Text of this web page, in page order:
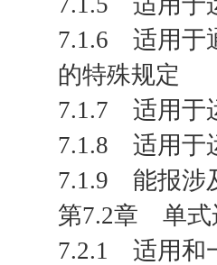
7.1.6 适用于
的特殊规定
7.1.7 适用于
7.1.8 适用于
7.1.9 能报涉
第7.2章 单式
7.2.1 适用和